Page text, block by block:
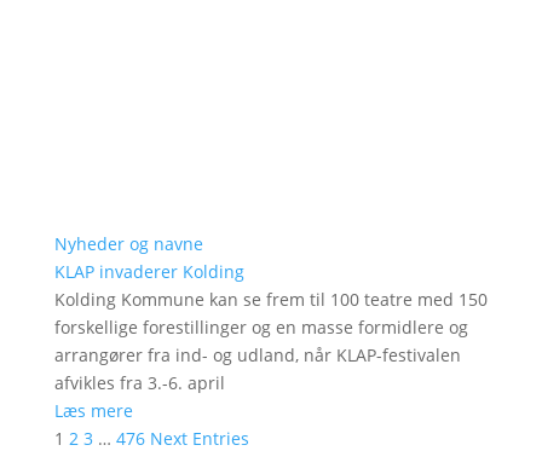
Nyheder og navne
KLAP invaderer Kolding
Kolding Kommune kan se frem til 100 teatre med 150
forskellige forestillinger og en masse formidlere og
arrangører fra ind- og udland, når KLAP-festivalen
afvikles fra 3.-6. april
Læs mere
1 2 3 … 476 Next Entries